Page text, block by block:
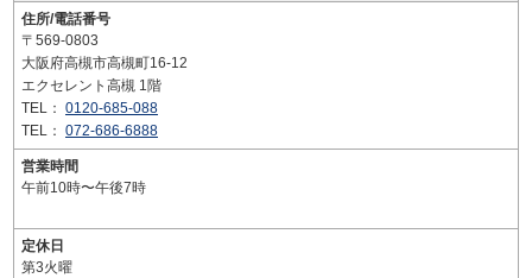
住所/電話番号
〒569-0803
大阪府高槻市高槻町16-12
エクセレント高槻 1階
TEL： 0120-685-088
TEL： 072-686-6888
営業時間
午前10時〜午後7時
定休日
第3火曜